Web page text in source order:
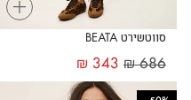
סווטשירט BEATA
₪686
₪ 343